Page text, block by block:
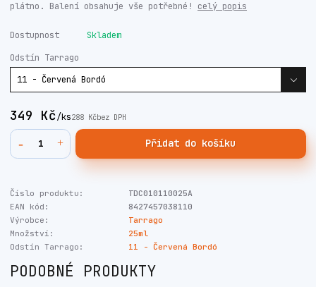
plátno. Balení obsahuje vše potřebné! celý popis
Dostupnost Skladem
Odstín Tarrago
349 Kč/ks288 Kčbez DPH
Přidat do košíku
Číslo produktu:
TDC010110025A
EAN kód:
8427457038110
Výrobce:
Tarrago
Množství:
25ml
Odstín Tarrago:
11 - Červená Bordó
PODOBNÉ PRODUKTY